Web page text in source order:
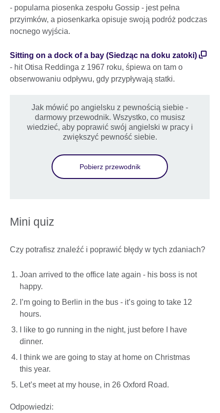
- popularna piosenka zespołu Gossip - jest pełna
przyimków, a piosenkarka opisuje swoją podróż podczas
nocnego wyjścia.
Sitting on a dock of a bay (Siedząc na doku zatoki)
- hit Otisa Reddinga z 1967 roku, śpiewa on tam o
obserwowaniu odpływu, gdy przypływają statki.
Jak mówić po angielsku z pewnością siebie -
darmowy przewodnik. Wszystko, co musisz
wiedzieć, aby poprawić swój angielski w pracy i
zwiększyć pewność siebie.
Pobierz przewodnik
Mini quiz
Czy potrafisz znaleźć i poprawić błędy w tych zdaniach?
Joan arrived to the office late again - his boss is not
happy.
I’m going to Berlin in the bus - it’s going to take 12
hours.
I like to go running in the night, just before I have
dinner.
I think we are going to stay at home on Christmas
this year.
Let’s meet at my house, in 26 Oxford Road.
Odpowiedzi: